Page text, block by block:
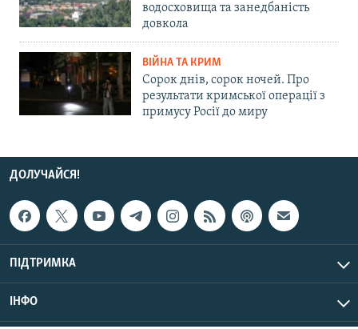
водосховища та занедбаність
довкола
ВІЙНА ТА КРИМ
Сорок днів, сорок ночей. Про
результати кримської операції з
примусу Росії до миру
ДОЛУЧАЙСЯ!
ПІДТРИМКА
ІНФО